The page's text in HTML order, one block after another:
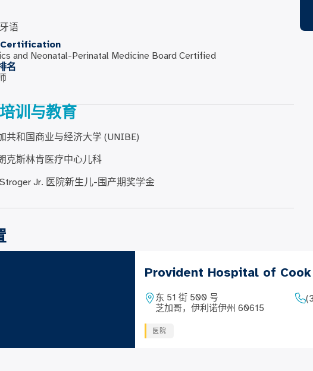
语
and Neonatal-Perinatal Medicine Board Certified
名
训与教育
共和国商业与经济大学 (UNIBE)
克斯林肯医疗中心儿科
Jr. 医院新生儿-围产期奖学金
Provident Hospital of
东 51 街 500 号
芝加哥，伊利诺伊州 60615
医院